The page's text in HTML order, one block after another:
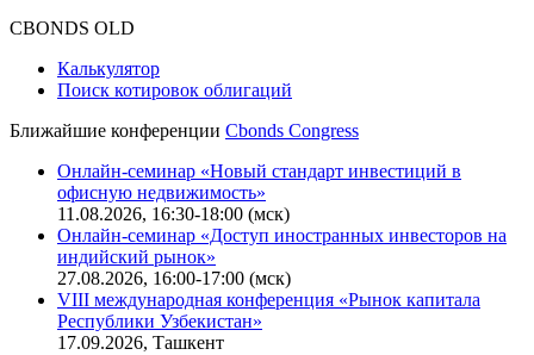
CBONDS OLD
Калькулятор
Поиск котировок облигаций
Ближайшие конференции Cbonds Congress
Онлайн-семинар «Новый стандарт инвестиций в
офисную недвижимость»
11.08.2026, 16:30-18:00 (мск)
Онлайн-семинар «Доступ иностранных инвесторов на
индийский рынок»
27.08.2026, 16:00-17:00 (мск)
VIII международная конференция «Рынок капитала
Республики Узбекистан»
17.09.2026, Ташкент